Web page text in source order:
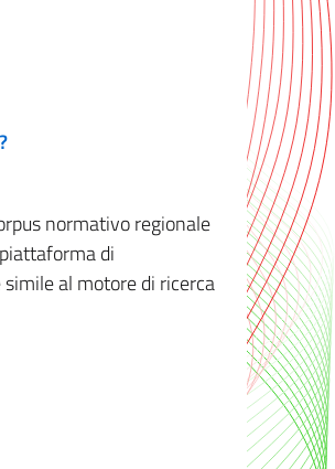
normativo regionale
di
al motore di ricerca